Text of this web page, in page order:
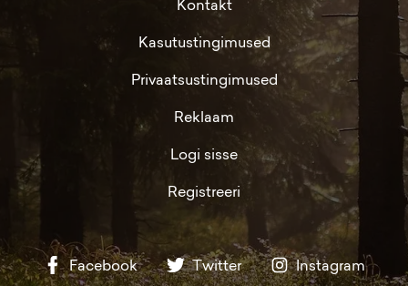
Kontakt
Kasutustingimused
Privaatsustingimused
Reklaam
Logi sisse
Registreeri
Facebook Twitter Instagram